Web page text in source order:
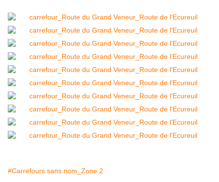
#Carrefours sans nom_Zone 2